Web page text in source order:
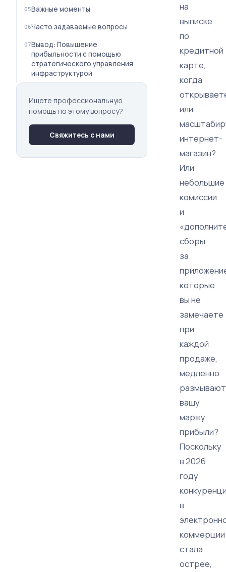
Важные моменты
Часто задаваемые вопросы
Вывод: Повышение
прибыльности с помощью
стратегического управления
инфраструктурой
Ищете профессиональную
помощь по этому вопросу?
Свяжитесь с нами
на
выписке
по
кредитной
карте,
когда
или
интернет-
магазин?
Или
небольшие
комиссии
и
сборы
за
которые
вы не
замечаете
при
каждой
продаже,
медленно
размывают
вашу
маржу
прибыли?
Поскольку
в 2026
году
в
коммерции
стала
острее,